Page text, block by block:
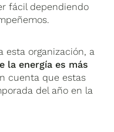
fácil dependiendo
esta organización, a
la energía es más
cuenta que estas
del año en la